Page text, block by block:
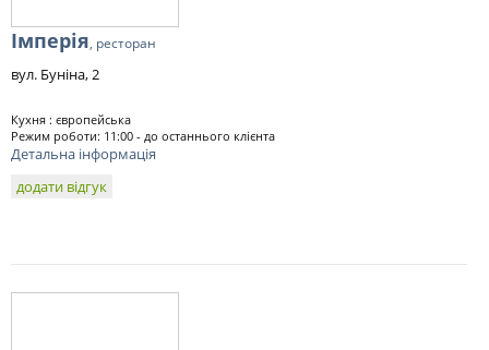
Імперія, ресторан
вул. Буніна, 2
Кухня : європейська
Режим роботи: 11:00 - до останнього клієнта
Детальна інформація
додати відгук